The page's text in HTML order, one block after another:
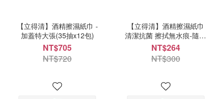
【立得清】酒精擦濕紙巾 -
加蓋特大張(35抽x12包)
NT$705
NT$720
【立得清】酒精擦濕紙巾
清潔抗菌 擦拭無水痕-隨行
包(10抽x12包)
NT$264
NT$300